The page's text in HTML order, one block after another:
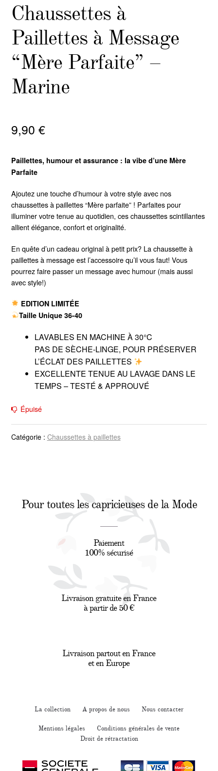
Chaussettes à
Paillettes à Message
“Mère Parfaite” –
Marine
9,90 €
Paillettes, humour et assurance : la vibe d’une Mère
Parfaite
Ajoutez une touche d’humour à votre style avec nos
chaussettes à paillettes “Mère parfaite” ! Parfaites pour
illuminer votre tenue au quotidien, ces chaussettes scintillantes
allient élégance, confort et originalité.
En quête d’un cadeau original à petit prix? La chaussette à
paillettes à message est l’accessoire qu’il vous faut! Vous
pourrez faire passer un message avec humour (mais aussi
avec style!)
EDITION LIMITÉE
Taille Unique 36-40
LAVABLES EN MACHINE À 30°C
PAS DE SÈCHE-LINGE, POUR PRÉSERVER
L’ÉCLAT DES PAILLETTES
EXCELLENTE TENUE AU LAVAGE DANS LE
TEMPS – TESTÉ & APPROUVÉ
Épuisé
Catégorie : Chaussettes à paillettes
Pour toutes les capricieuses de la Mode
Paiement
100% sécurisé
Livraison gratuite en France
à partir de 50 €
Livraison partout en France
et en Europe
La collection A propos de nous Nous contacter
Mentions légales
Conditions générales de vente
Droit de rétractation